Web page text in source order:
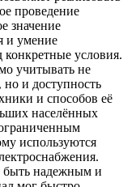
проведение
значение
и умение
конкретные условия.
учитывать не
но и доступность
и способов её
населённых
используются
быть надежным и